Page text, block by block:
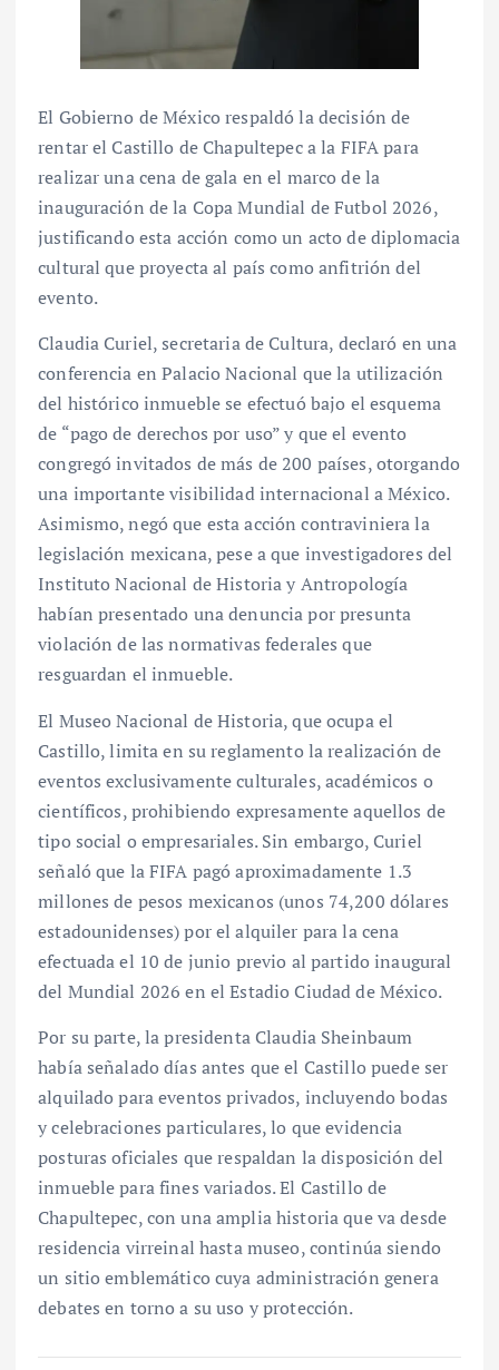
El Gobierno de México respaldó la decisión de
rentar el Castillo de Chapultepec a la FIFA para
realizar una cena de gala en el marco de la
inauguración de la Copa Mundial de Futbol 2026,
justificando esta acción como un acto de diplomacia
cultural que proyecta al país como anfitrión del
evento.
Claudia Curiel, secretaria de Cultura, declaró en una
conferencia en Palacio Nacional que la utilización
del histórico inmueble se efectuó bajo el esquema
de “pago de derechos por uso” y que el evento
congregó invitados de más de 200 países, otorgando
una importante visibilidad internacional a México.
Asimismo, negó que esta acción contraviniera la
legislación mexicana, pese a que investigadores del
Instituto Nacional de Historia y Antropología
habían presentado una denuncia por presunta
violación de las normativas federales que
resguardan el inmueble.
El Museo Nacional de Historia, que ocupa el
Castillo, limita en su reglamento la realización de
eventos exclusivamente culturales, académicos o
científicos, prohibiendo expresamente aquellos de
tipo social o empresariales. Sin embargo, Curiel
señaló que la FIFA pagó aproximadamente 1.3
millones de pesos mexicanos (unos 74,200 dólares
estadounidenses) por el alquiler para la cena
efectuada el 10 de junio previo al partido inaugural
del Mundial 2026 en el Estadio Ciudad de México.
Por su parte, la presidenta Claudia Sheinbaum
había señalado días antes que el Castillo puede ser
alquilado para eventos privados, incluyendo bodas
y celebraciones particulares, lo que evidencia
posturas oficiales que respaldan la disposición del
inmueble para fines variados. El Castillo de
Chapultepec, con una amplia historia que va desde
residencia virreinal hasta museo, continúa siendo
un sitio emblemático cuya administración genera
debates en torno a su uso y protección.